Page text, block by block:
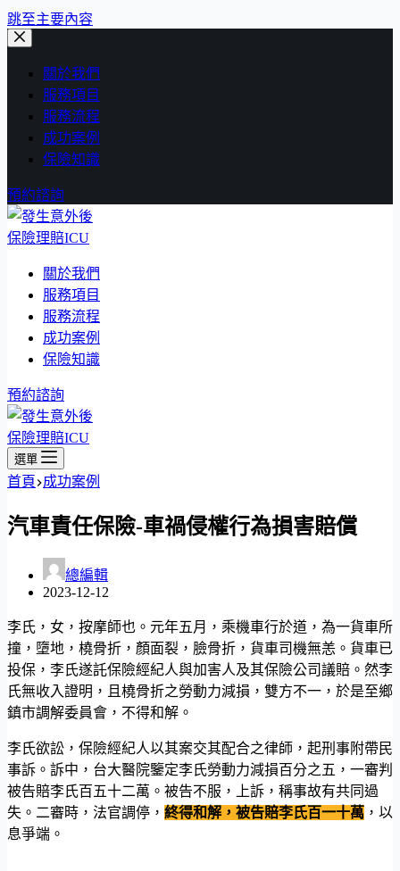
跳至主要內容
關於我們
服務項目
服務流程
成功案例
保險知識
預約諮詢
保險理賠ICU
關於我們
服務項目
服務流程
成功案例
保險知識
預約諮詢
保險理賠ICU
選單
首頁 成功案例
汽車責任保險-車禍侵權行為損害賠償
總編輯
2023-12-12
李氏，女，按摩師也。元年五月，乘機車行於道，為一貨車所
撞，墮地，橈骨折，顏面裂，臉骨折，貨車司機無恙。貨車已
投保，李氏遂託保險經紀人與加害人及其保險公司議賠。然李
氏無收入證明，且橈骨折之勞動力減損，雙方不一，於是至鄉
鎮市調解委員會，不得和解。
李氏欲訟，保險經紀人以其案交其配合之律師，起刑事附帶民
事訴。訴中，台大醫院鑒定李氏勞動力減損百分之五，一審判
被告賠李氏百五十二萬。被告不服，上訴，稱事故有共同過
失。二審時，法官調停， 終得和解，被告賠李氏百一十萬 ，以
息爭端。